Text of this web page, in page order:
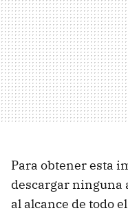
Para obtener esta
descargar ninguna
al alcance de todo